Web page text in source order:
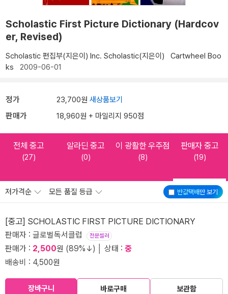
Scholastic First Picture Dictionary (Hardcov
er, Revised)
Scholastic 편집부(지은이) Inc. Scholastic(지은이)
Cartwheel Boo
ks 2009-06-01
정가 23,700원 새상품보기
판매가 18,960원 + 마일리지 950점
전체 중고
(27)
알라딘 중고
(0)
이 광활한 우주점
(8)
판매자 중고
(19)
반값택배만 보기
저가격순 모든 품질 등급
[중고] SCHOLASTIC FIRST PICTURE DICTIONARY
판매자 : 글로벌독서클럽 전문셀러
판매가 : 2,500원 (89%↓) │ 상태 : 중
배송비 : 4,500원
장바구니 바로구매 보관함